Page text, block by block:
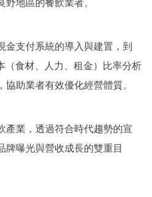
地區的餐飲業者。
金支付系統的導入與建置，到
（食材、人力、租金）比率分析
助業者有效優化經營體質。
產業，透過符合時代趨勢的宣
牌曝光與營收成長的雙重目